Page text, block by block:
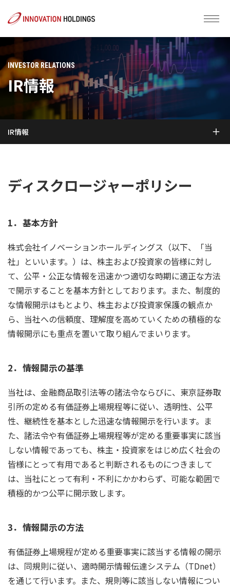
INVESTOR RELATIONS
IR情報
IR情報
ディスクロージャーポリシー
1． 基本方針
株式会社イノベーションホールディングス（以下、「当
社」といいます。）は、株主および投資家の皆様に対し
て、公平・公正な情報を迅速かつ適切な時期に適正な方法
で開示することを基本方針としております。また、制度的
な情報開示はもとより、株主および投資家保護の観点か
ら、当社への信頼度、理解度を高めていくための積極的な
情報開示にも重点を置いて取り組んでまいります。
2． 情報開示の基準
当社は、金融商品取引法等の諸法令ならびに、東京証券取
引所の定める有価証券上場規程等に従い、透明性、公平
性、継続性を基本とした迅速な情報開示を行います。ま
た、諸法令や有価証券上場規程等が定める重要事実に該当
しない情報であっても、株主・投資家をはじめ広く社会の
皆様にとって有用であると判断されるものにつきまして
は、当社にとって有利・不利にかかわらず、可能な範囲で
積極的かつ公平に開示致します。
3． 情報開示の方法
有価証券上場規程が定める重要事実に該当する情報の開示
は、同規則に従い、適時開示情報伝達システム（TDnet）
を通じて行います。また、規則等に該当しない情報につい